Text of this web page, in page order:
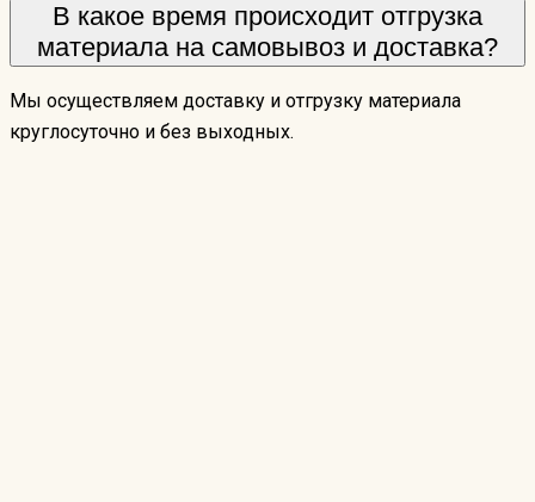
В какое время происходит отгрузка
материала на самовывоз и доставка?
Мы осуществляем доставку и отгрузку материала
круглосуточно и без выходных.